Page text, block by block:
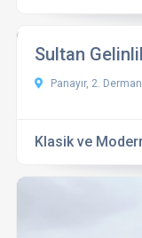
Sultan
Panayır, 2. Derman
Klasik ve